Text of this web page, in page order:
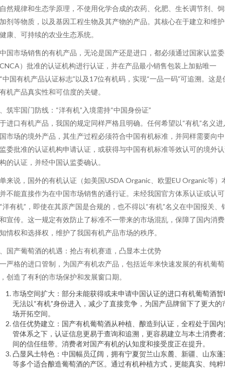
然规律和生态学原理，不使用化学合成的农药、化肥、生长调节剂、
剂等物质，以及基因工程生物及其产物的产品。其核心在于建立和维
康、可持续的农业生态系统。
国市场销售的有机产品，无论是国产还是进口，都必须通过国家认监委
）批准的认证机构进行认证，并在产品最小销售包装上加贴唯一
中国有机产品认证标志”以及17位有机码，实现“一品一码”可追溯。这是
机产品真实性和可信度的关键。
筑牢国门防线：“洋有机”入境需持“中国身份证”
进口有机产品，我国的规定同样严格且明确。任何希望以“有机”名义进
市场的境外产品，其生产过程必须符合中国有机标准，并同样需要向
委批准的认证机构申请认证，或获得与中国有机标准等效认可的境外
的认证，并经中国认监委确认。
来说，国外的有机认证（如美国USDA Organic、欧盟EU Organic等）
不能直接作为在中国市场销售的通行证。未经我国官方体系认证或认可
洋有机”，即使在其原产国是合规的，也不得以“有机”名义在中国报关、
宣传。这一规定有效防止了标准不一带来的市场混乱，保障了国内消
情权和选择权，维护了我国有机产品市场的秩序。
国产葡萄酒的机遇：抢占有机赛道，凸显本土优势
严格的进口管制，为国产有机农产品，包括近年来快速发展的有机葡萄
创造了有利的市场保护和发展窗口期。
市场空间扩大：部分未能获得或未申请中国认证的进口有机葡萄酒暂
无法以“有机”身份进入，减少了直接竞争，为国产品牌留下了更大的
场开拓空间。
信任优势建立：国产有机葡萄酒从种植、酿造到认证，全程处于国内
管体系之下，认证信息更易于查询和追溯，更容易建立与本土消费者
间的信任纽带。消费者对国产有机的认知度和接受度正在提升。
凸显风土特色：中国幅员辽阔，拥有宁夏贺兰山东麓、新疆、山东蓬
等多个适合酿造葡萄酒的产区。通过有机种植方式，更能真实、纯粹